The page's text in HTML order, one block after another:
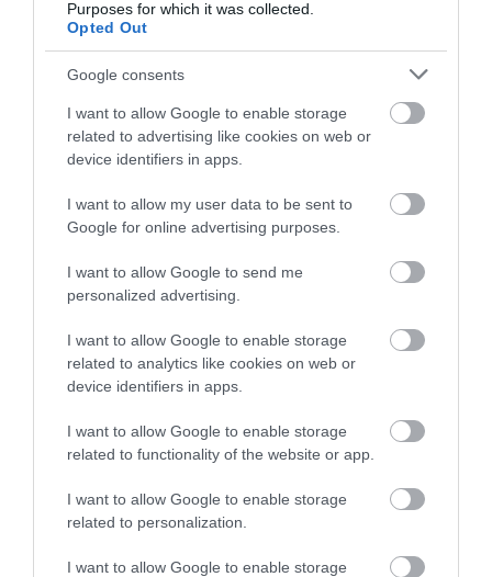
Purposes for which it was collected.
Opted Out
Google consents
I want to allow Google to enable storage
related to advertising like cookies on web or
device identifiers in apps.
I want to allow my user data to be sent to
Google for online advertising purposes.
I want to allow Google to send me
personalized advertising.
I want to allow Google to enable storage
related to analytics like cookies on web or
device identifiers in apps.
I want to allow Google to enable storage
related to functionality of the website or app.
I want to allow Google to enable storage
related to personalization.
I want to allow Google to enable storage
Ακολουθήστε τοfoodlife.gr στο Google
και μάθετε πρώτοι όλες τις ειδήσεις
ΠΕΡΙΣΣΟΤΕΡA